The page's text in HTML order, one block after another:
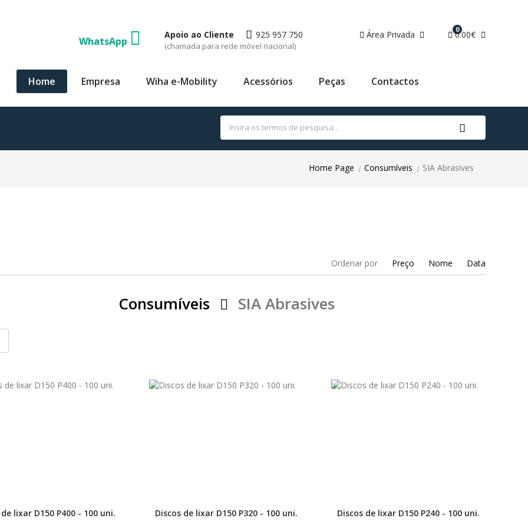
WhatsApp
Apoio ao Cliente 925 957 750
(chamada para rede móvel nacional)
Área Privada 0
0.00€
Home Empresa Wiha e-Mobility Acessórios Peças Contactos
Home Page | Consumíveis | SIA Abrasives
Ordenar por Preço Nome Data
Consumíveis SIA Abrasives
lixar D150 P400 - 100 uni. Discos de lixar D150 P320 - 100 uni. Discos de lixar D150 P240 - 100 uni.